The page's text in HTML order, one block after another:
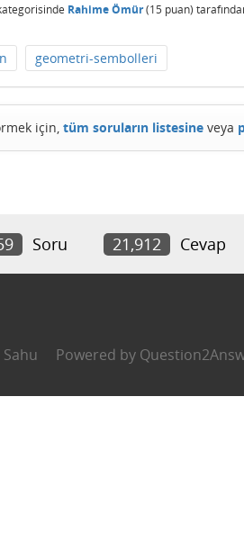
Rahime Ömür(15 puan)
geometri-sembolleri
için, tüm soruların listesineveya
Soru 21,912 Cevap
Powered by